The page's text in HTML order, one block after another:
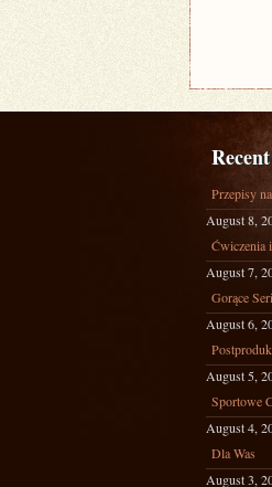
Przepisy
August 8,
Ćwiczenia
August 7,
Gorące
August 6,
August 5,
Sportowe
August 4,
Dla Was
August 3,